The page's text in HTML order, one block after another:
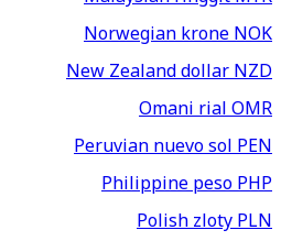
Norwegian kroneNOK
New Zealand dollarNZD
Omani rialOMR
Peruvian nuevo solPEN
Philippine pesoPHP
Polish zlotyPLN